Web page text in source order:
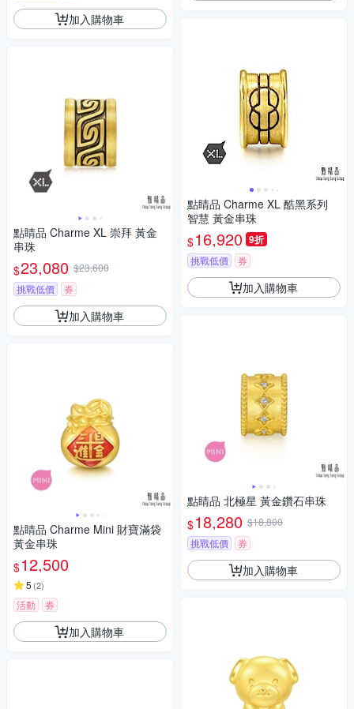
加入購物車
點睛品 Charme XL 崇拜 黃金
串珠
$23,080 $23,600
挑戰低價
券
加入購物車
點睛品 Charme Mini 財寶滿袋
黃金串珠
$12,500
5 (2)
活動 券
加入購物車
點睛品 Charme XL 酷黑系列
智慧 黃金串珠
$16,920 9折
挑戰低價 券
加入購物車
點睛品 北極星 黃金鑽石串珠
$18,280 $18,800
挑戰低價
券
加入購物車